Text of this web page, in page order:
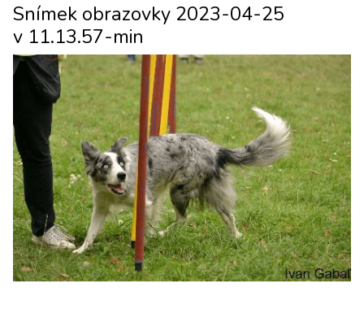
Snímek obrazovky 2023-04-25
v 11.13.57-min